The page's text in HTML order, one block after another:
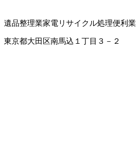
遺品整理業家電リサイクル処理便利業
東京都大田区南馬込１丁目３－２